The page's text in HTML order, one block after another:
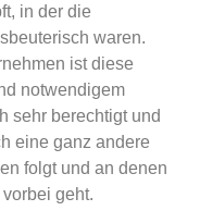
in der die
waren.
ist diese
notwendigem
sehr berechtigt und
eine ganz andere
folgt und an denen
geht.